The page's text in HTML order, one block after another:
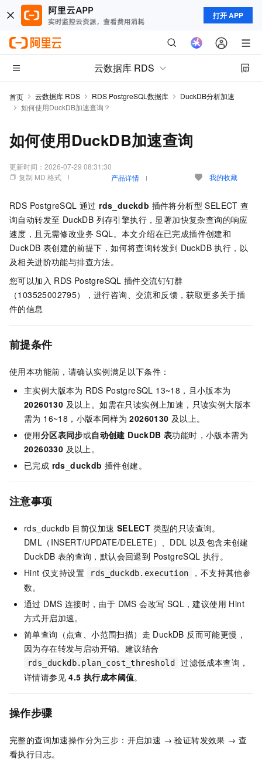
打开 APP
云数据库 RDS
首页 云数据库 RDS RDS PostgreSQL数据库
DuckDB分析加速
如何使用DuckDB加速查询？
如何使用DuckDB加速查询
更新时间： 2026-07-29 08:31:30
复制 MD 格式
产品详情 我的收藏
RDS PostgreSQL 通过rds_duckdb 插件将分析型 SELECT 查
询自动转发至 DuckDB 列存引擎执行，显著加快复杂查询的响应
速度，且无需修改业务 SQL。本文介绍在已完成插件创建和
DuckDB 表创建的前提下，如何将查询转发到 DuckDB 执行，以
及相关进阶功能与排查方法。
您可以加入 RDS PostgreSQL 插件交流钉钉群
（103525002795），进行咨询、交流和反馈，获取更多关于插
件的信息
前提条件
使用本功能前，请确认实例满足以下条件：
主实例大版本为 RDS PostgreSQL 13~18，且小版本为
20260130 及以上。如需在只读实例上加速，只读实例大版本
需为 16~18，小版本同样为20260130 及以上。
使用分区表同步或自动创建 DuckDB 表功能时，小版本需为
20260330 及以上。
已完成 rds_duckdb 插件创建。
注意事项
rds_duckdb 目前仅加速 SELECT 类型的只读查询。
DML（INSERT/UPDATE/DELETE）、DDL 以及包含未创建
DuckDB 表的查询，默认会回退到 PostgreSQL 执行。
Hint 仅支持设置
rds_duckdb.execution
，不支持其他参
数。
通过 DMS 连接时，由于 DMS 会改写 SQL，建议使用 Hint
方式开启加速。
简单查询（点查、小范围扫描）走 DuckDB 反而可能更慢，
因为存在转发与启动开销。建议结合
rds_duckdb.plan_cost_threshold
过滤低成本查询，
详情请参见4.5 执行成本阈值。
操作步骤
完整的查询加速操作分为三步：开启加速 → 验证转发效果 → 查
看执行日志。